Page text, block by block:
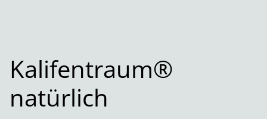
Kalifentraum®
natürlich